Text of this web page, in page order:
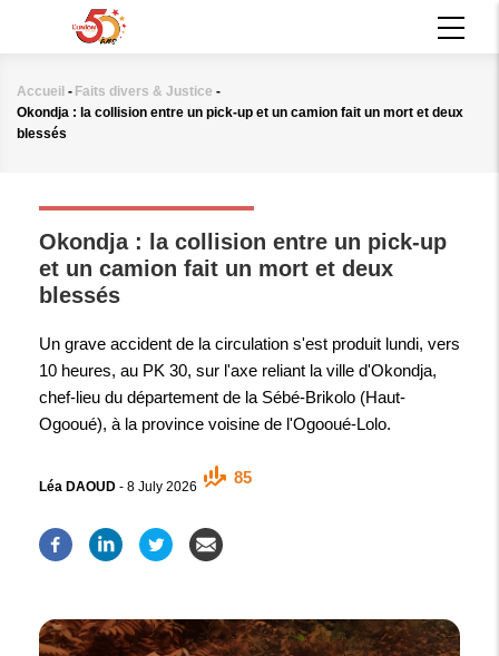
principal
Fil
d'Ariane
Accueil - Faits divers & Justice -
Okondja : la collision entre un pick-up et un camion fait un mort et deux
blessés
Okondja : la collision entre un pick-up
et un camion fait un mort et deux
blessés
Un grave accident de la circulation s'est produit lundi, vers
10 heures, au PK 30, sur l'axe reliant la ville d'Okondja,
chef-lieu du département de la Sébé-Brikolo (Haut-
Ogooué), à la province voisine de l'Ogooué-Lolo.
Léa DAOUD - 8 July 2026
85